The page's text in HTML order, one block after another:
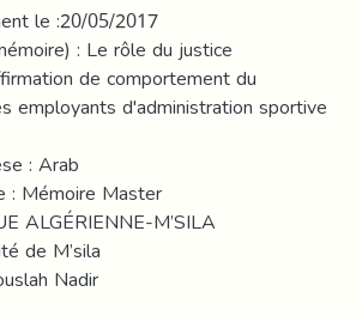
le :20/05/2017
: Le rôle du justice
de comportement du
employants d'administration sportive
: Arab
: Mémoire Master
ALGÉRIENNE-M’SILA
de M’sila
Nadir